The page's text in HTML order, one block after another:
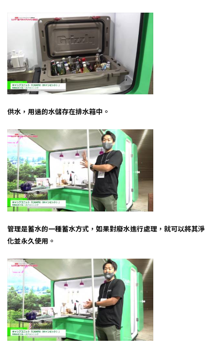
供水，用過的水儲存在排水箱中。
管理是蓄水的一種蓄水方式，如果對廢水進行處理，就可以將其淨
化並永久使用。